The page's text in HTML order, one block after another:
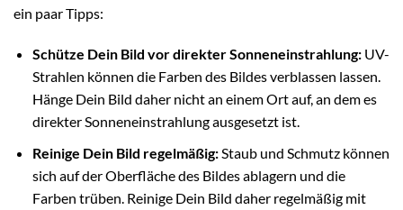
ein paar Tipps:
Schütze Dein Bild vor direkter Sonneneinstrahlung:UV-
Strahlen können die Farben des Bildes verblassen lassen.
Hänge Dein Bild daher nicht an einem Ort auf, an dem es
direkter Sonneneinstrahlung ausgesetzt ist.
Reinige Dein Bild regelmäßig:Staub und Schmutz können
sich auf der Oberfläche des Bildes ablagern und die
Farben trüben. Reinige Dein Bild daher regelmäßig mit